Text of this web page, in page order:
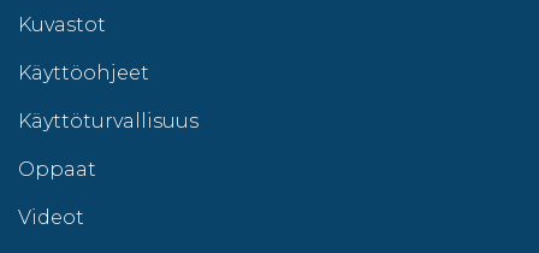
Kuvastot
Käyttöohjeet
Käyttöturvallisuus
Oppaat
Videot